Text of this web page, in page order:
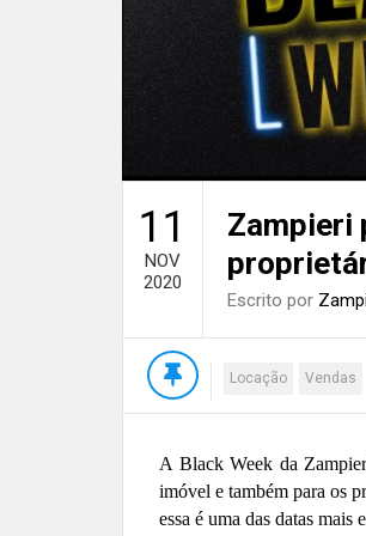
11
NOV
2020
Zampieri
Escrito por
Locação Vendas
A BlackWeek da
imóvele também para os
essa é uma das datas mais